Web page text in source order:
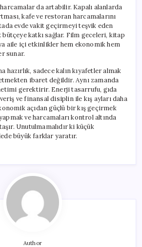
da artabilir. Kapalı alanlarda
kafe ve restoran harcamalarını
evde vakit geçirmeyi teşvik eden
katkı sağlar. Film geceleri, kitap
aile içi etkinlikler hem ekonomik hem
sunar.
hazırlık, sadece kalın kıyafetler almak
ibaret değildir. Aynı zamanda
gerektirir. Enerji tasarrufu, gıda
ve finansal disiplin ile kış ayları daha
açıdan güçlü bir kış geçirmek
ve harcamaları kontrol altında
Unutulmamalıdır ki küçük
büyük farklar yaratır.
Author